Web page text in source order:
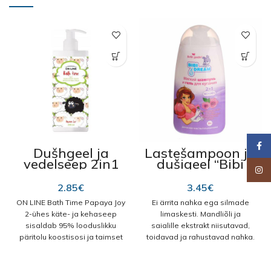
Dušhgeel ja
vedelseep 2in1
“Bath Time”
papaya joy
390ml
2.85€
ON LINE Bath Time Papaya Joy
2-ühes käte- ja kehaseep
sisaldab 95% looduslikku
päritolu koostisosi ja taimset
Lastešampoon ja
dušigeel “Bibi
Dream”, saialilli
ja mandli oliga
3+ 300 ml
3.45€
Ei ärrita nahka ega silmade
limaskesti. Mandliõli ja
saialille ekstrakt niisutavad,
toidavad ja rahustavad nahka.